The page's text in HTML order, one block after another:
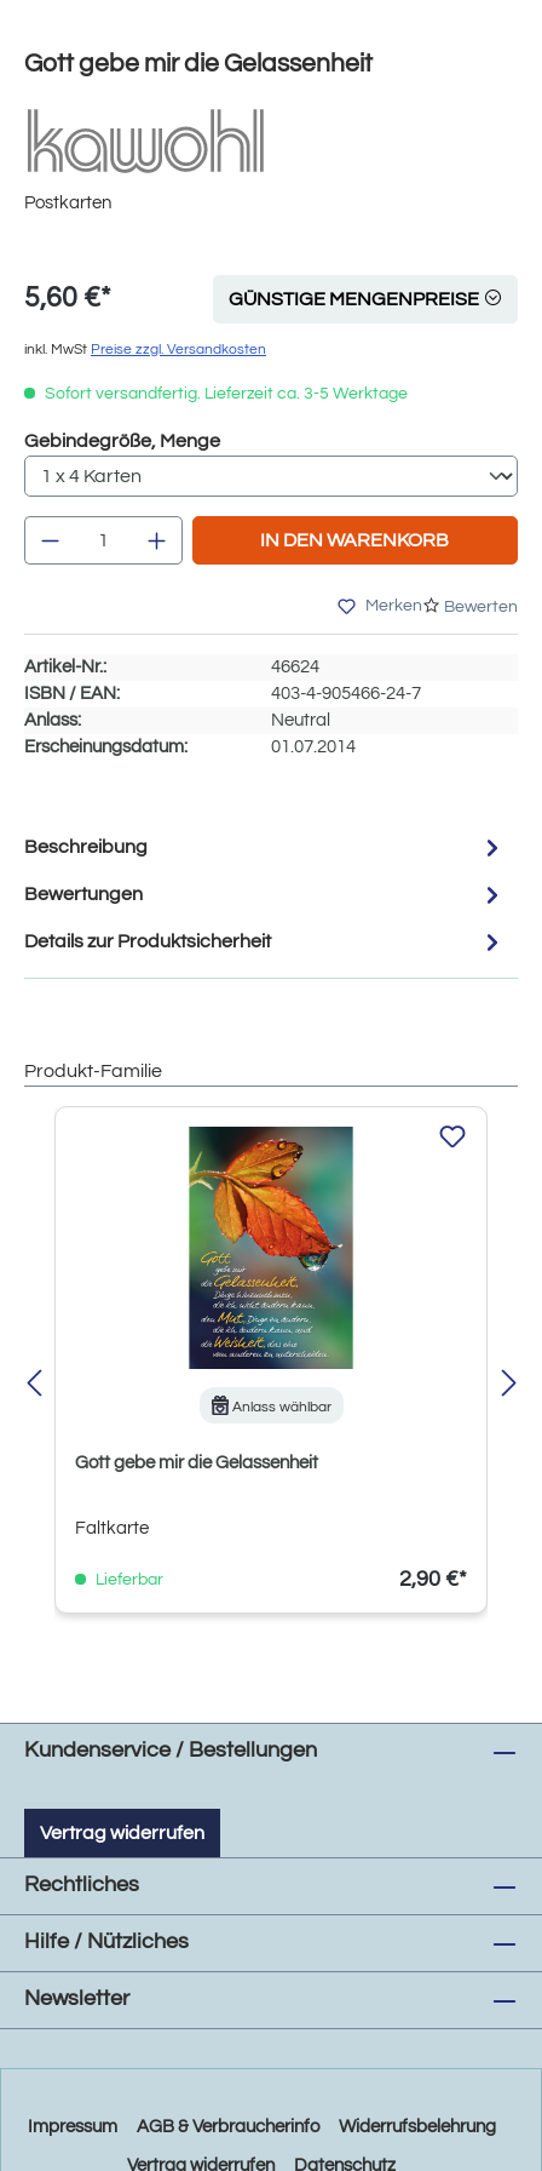
Gott gebe mir die Gelassenheit
Postkarten
5,60 €* GÜNSTIGE MENGENPREISE
inkl. MwSt Preise zzgl. Versandkosten
Sofort versandfertig. Lieferzeit ca. 3-5 Werktage
Gebindegröße, Mengeauswählen
Produkt Anzahl: Gib den gewünschten
IN DEN WARENKORB
Merken Bewerten
Artikel-Nr.:
46624
ISBN / EAN:
403-4-905466-24-7
Anlass:
Neutral
Erscheinungsdatum:
01.07.2014
Beschreibung
Bewertungen
Details zur Produktsicherheit
Produkt-Familie
Produktgalerie überspringen
Anlass wählbar
Gott gebe mir die Gelassenheit
Faltkarte
Lieferbar 2,90 €*
Kundenservice / Bestellungen
Vertrag widerrufen
Rechtliches
Hilfe / Nützliches
Newsletter
Impressum AGB & Verbraucherinfo Widerrufsbelehrung
Vertrag widerrufen Datenschutz